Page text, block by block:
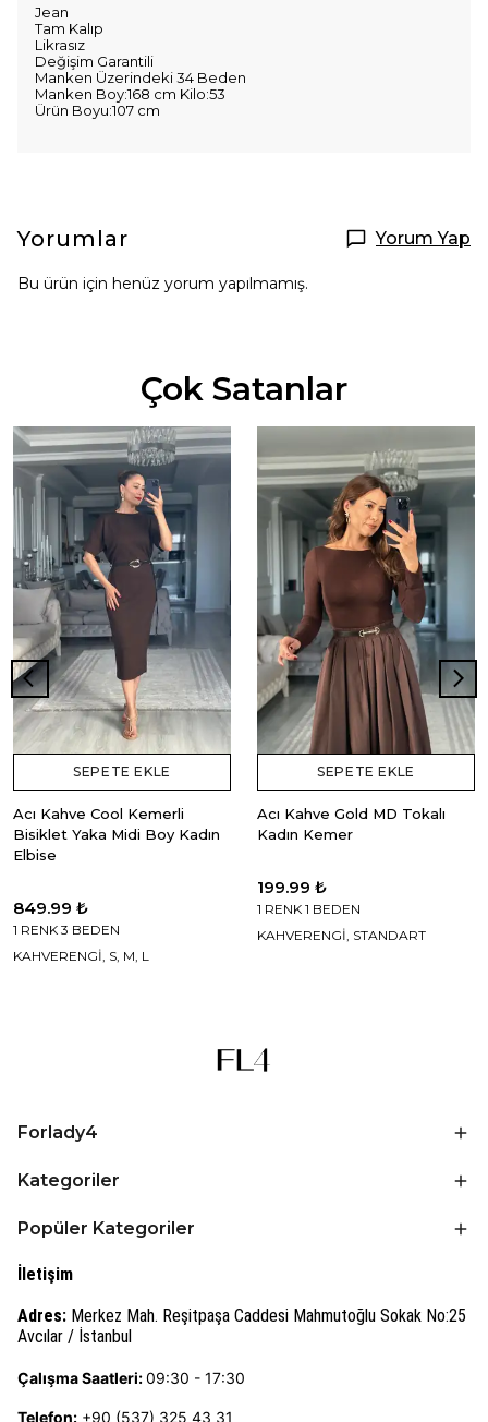
Jean
Tam Kalıp
Likrasız
Değişim Garantili
Manken Üzerindeki 34 Beden
Manken Boy:168 cm Kilo:53
Ürün Boyu:107 cm
Yorumlar Yorum Yap
Bu ürün için henüz yorum yapılmamış.
Çok Satanlar
SEPETE EKLE
Acı Kahve Cool Kemerli
Bisiklet Yaka Midi Boy Kadın
Elbise
849.99 ₺
1 RENK 3 BEDEN
KAHVERENGİ, S, M, L
SEPETE EKLE
Acı Kahve Gold MD Tokalı
Kadın Kemer
199.99 ₺
1 RENK 1 BEDEN
KAHVERENGİ, STANDART
Forlady4
Kategoriler
Popüler Kategoriler
İletişim
Adres: Merkez Mah. Reşitpaşa Caddesi Mahmutoğlu Sokak No:25
Avcılar / İstanbul
Çalışma Saatleri:09:30 - 17:30
Telefon: +90 (537) 325 43 31